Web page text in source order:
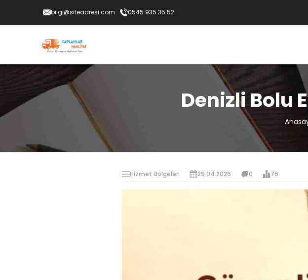
bilgi@siteadresi.com 0545 935 35 52
Denizli Bolu
Hizmet Bölgeleri 29.04.2026 0 76